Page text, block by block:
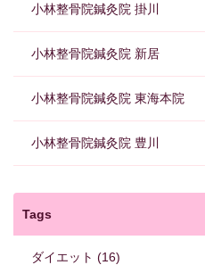
小林整骨院鍼灸院 掛川
小林整骨院鍼灸院 新居
小林整骨院鍼灸院 東海本院
小林整骨院鍼灸院 豊川
Tags
ダイエット (16)